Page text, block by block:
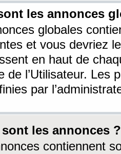
les annonces
globales
et vous devriez
en haut de
de l’Utilisateur. Les
par
sont les annonces ?
contiennent